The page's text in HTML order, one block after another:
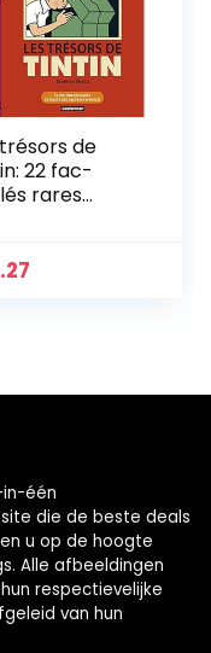
de
22 fac-
rares
één
die de beste deals
u op de hoogte
Alle afbeeldingen
respectievelijke
van hun